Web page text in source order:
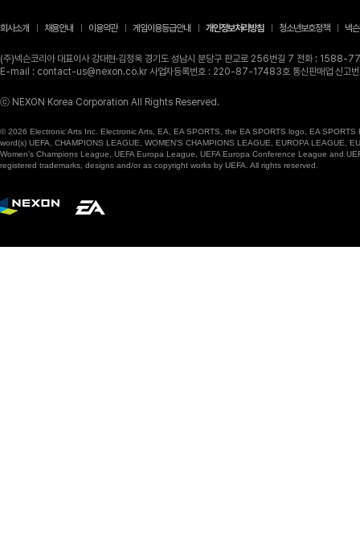
회사소개 채용안내 이용약관 게임이용등급안내 개인정보처리방침 청소년보호정책 넥
(주)넥슨코리아 대표이사 강대현·김정욱 경기도 성남시 분당구 판교로 256번길 7 전화 :
E-mail : contact-us@nexon.co.kr 사업자등록번호 : 220-87-17483호 통신판매업 신고
ⓒ NEXON Korea Corporation All Rights Reserved.
© 2026 Electronic Arts Inc. Electronic Arts, EA, EA SPORTS, the EA SPORTS logo, EA
word(s) UEFA, CHAMPIONS LEAGUE, WOMEN’S CHAMPIONS LEAGUE, EUROPA LEAGUE,
Women’s Champions League, UEFA Europa League, UEFA Europa Conference League and
registered trademarks, designs and/or as copyright works by UEFA. All rights reserved.